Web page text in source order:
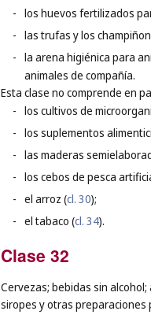
- los huevos fertilizados
- las trufas y los
- la arena higiénica para
animales de compañía.
Esta clase no comprende en
- los cultivos de
- los suplementos
- las maderas
- los cebos de pesca
- el arroz (cl. 30);
- el tabaco (cl. 34).
Clase 32
Cervezas; bebidas sin
siropes y otras preparaciones